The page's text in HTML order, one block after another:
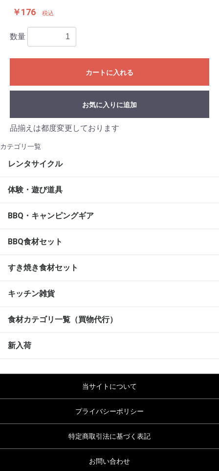
￥176 税込
数量
カートに入れる
お気に入りに追加
品揃えは都度変更しております
カテゴリ一覧
レンタサイクル
体験・遊び道具
BBQ・キャンピングギア
BBQ食材セット
すき焼き食材セット
キッチン雑貨
食材カテゴリ一覧（買物代行）
新入荷
当サイトについて
プライバシーポリシー
特定商取引法に基づく表記
お問い合わせ